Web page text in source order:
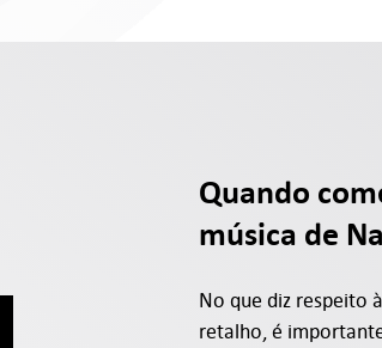
Quando
música de
No que diz respeito
retalho, é